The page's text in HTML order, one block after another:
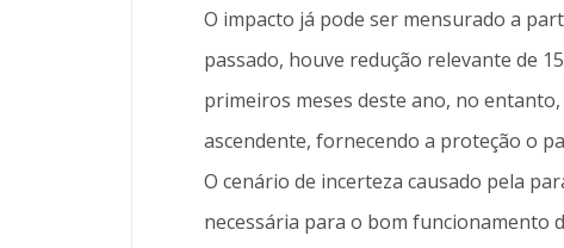
O impacto já pode ser mensurado a
passado, houve redução relevante de
primeiros meses deste ano, no
ascendente, fornecendo a proteção o
O cenário de incerteza causado pela
necessária para o bom funcionamento